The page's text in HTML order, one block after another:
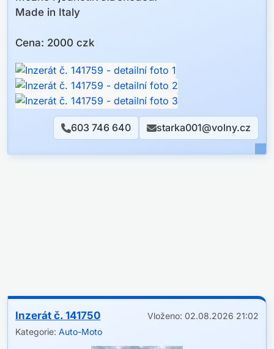
Made in Italy
Cena: 2000 czk
603 746 640 starka001@volny.cz
Inzerát č. 141750
Vloženo: 02.08.2026 21:02
Kategorie: Auto-Moto